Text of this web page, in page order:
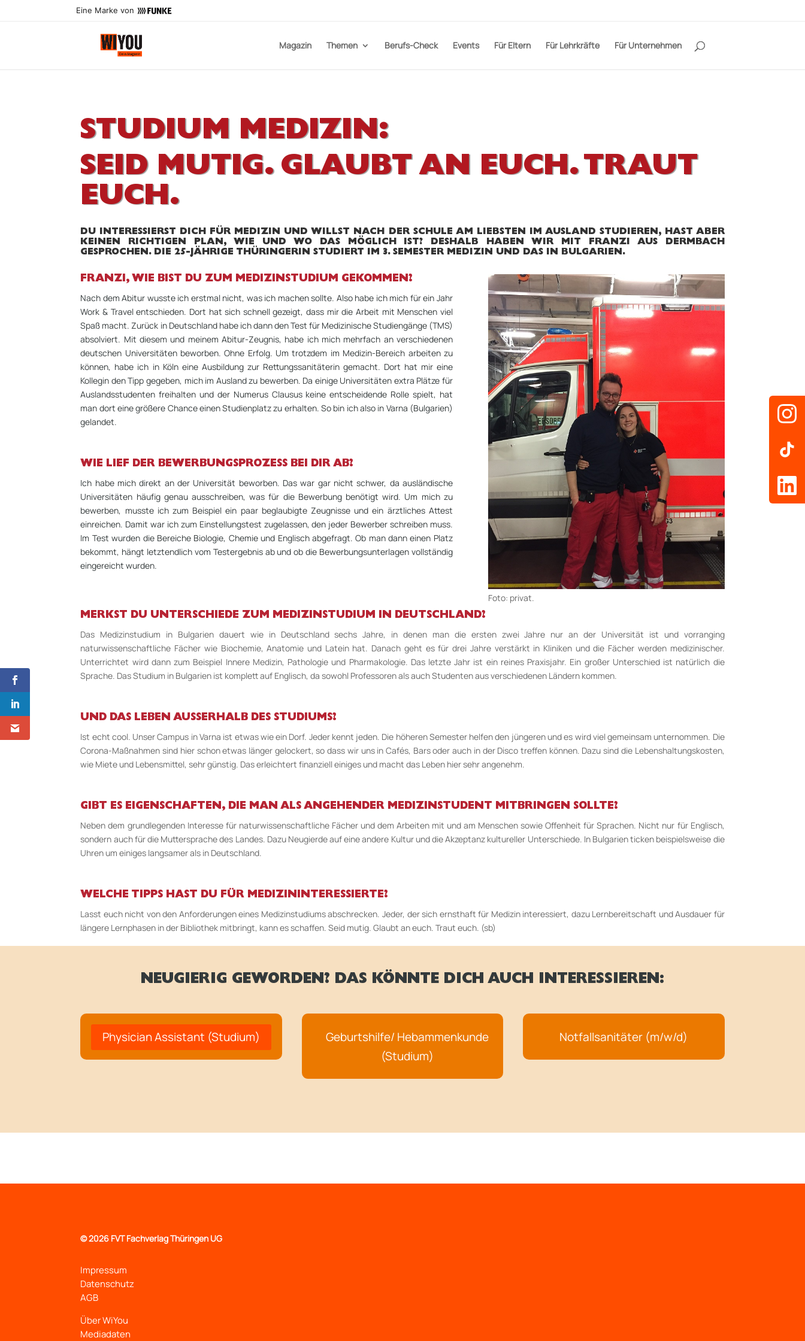
Eine Marke von
Magazin Themen Berufs-Check Events Für Eltern Für Lehrkräfte Für Unternehmen
STUDIUM MEDIZIN:
SEID MUTIG. GLAUBT AN EUCH. TRAUT
EUCH.
DU INTERESSIERST DICH FÜR MEDIZIN UND WILLST NACH DER SCHULE AM LIEBSTEN IM AUSLAND STUDIEREN, HAST ABER
KEINEN RICHTIGEN PLAN, WIE UND WO DAS MÖGLICH IST? DESHALB HABEN WIR MIT FRANZI AUS DERMBACH
GESPROCHEN. DIE 25-JÄHRIGE THÜRINGERIN STUDIERT IM 3. SEMESTER MEDIZIN UND DAS IN BULGARIEN.
FRANZI, WIE BIST DU ZUM MEDIZINSTUDIUM GEKOMMEN?
Nach dem Abitur wusste ich erstmal nicht, was ich machen sollte. Also habe ich mich für ein Jahr
Work & Travel entschieden. Dort hat sich schnell gezeigt, dass mir die Arbeit mit Menschen viel
Spaß macht. Zurück in Deutschland habe ich dann den Test für Medizinische Studiengänge (TMS)
absolviert. Mit diesem und meinem Abitur-Zeugnis, habe ich mich mehrfach an verschiedenen
deutschen Universitäten beworben. Ohne Erfolg. Um trotzdem im Medizin-Bereich arbeiten zu
können, habe ich in Köln eine Ausbildung zur Rettungssanitäterin gemacht. Dort hat mir eine
Kollegin den Tipp gegeben, mich im Ausland zu bewerben. Da einige Universitäten extra Plätze für
Auslandsstudenten freihalten und der Numerus Clausus keine entscheidende Rolle spielt, hat
man dort eine größere Chance einen Studienplatz zu erhalten. So bin ich also in Varna (Bulgarien)
gelandet.
WIE LIEF DER BEWERBUNGSPROZESS BEI DIR AB?
Ich habe mich direkt an der Universität beworben. Das war gar nicht schwer, da ausländische
Universitäten häufig genau ausschreiben, was für die Bewerbung benötigt wird. Um mich zu
bewerben, musste ich zum Beispiel ein paar beglaubigte Zeugnisse und ein ärztliches Attest
einreichen. Damit war ich zum Einstellungstest zugelassen, den jeder Bewerber schreiben muss.
Im Test wurden die Bereiche Biologie, Chemie und Englisch abgefragt. Ob man dann einen Platz
bekommt, hängt letztendlich vom Testergebnis ab und ob die Bewerbungsunterlagen vollständig
eingereicht wurden.
Foto: privat.
MERKST DU UNTERSCHIEDE ZUM MEDIZINSTUDIUM IN DEUTSCHLAND?
Das Medizinstudium in Bulgarien dauert wie in Deutschland sechs Jahre, in denen man die ersten zwei Jahre nur an der Universität ist und vorranging
naturwissenschaftliche Fächer wie Biochemie, Anatomie und Latein hat. Danach geht es für drei Jahre verstärkt in Kliniken und die Fächer werden medizinischer.
Unterrichtet wird dann zum Beispiel Innere Medizin, Pathologie und Pharmakologie. Das letzte Jahr ist ein reines Praxisjahr. Ein großer Unterschied ist natürlich die
Sprache. Das Studium in Bulgarien ist komplett auf Englisch, da sowohl Professoren als auch Studenten aus verschiedenen Ländern kommen.
UND DAS LEBEN AUSSERHALB DES STUDIUMS?
Ist echt cool. Unser Campus in Varna ist etwas wie ein Dorf. Jeder kennt jeden. Die höheren Semester helfen den jüngeren und es wird viel gemeinsam unternommen. Die
Corona-Maßnahmen sind hier schon etwas länger gelockert, so dass wir uns in Cafés, Bars oder auch in der Disco treffen können. Dazu sind die Lebenshaltungskosten,
wie Miete und Lebensmittel, sehr günstig. Das erleichtert finanziell einiges und macht das Leben hier sehr angenehm.
GIBT ES EIGENSCHAFTEN, DIE MAN ALS ANGEHENDER MEDIZINSTUDENT MITBRINGEN SOLLTE?
Neben dem grundlegenden Interesse für naturwissenschaftliche Fächer und dem Arbeiten mit und am Menschen sowie Offenheit für Sprachen. Nicht nur für Englisch,
sondern auch für die Muttersprache des Landes. Dazu Neugierde auf eine andere Kultur und die Akzeptanz kultureller Unterschiede. In Bulgarien ticken beispielsweise die
Uhren um einiges langsamer als in Deutschland.
WELCHE TIPPS HAST DU FÜR MEDIZININTERESSIERTE?
Lasst euch nicht von den Anforderungen eines Medizinstudiums abschrecken. Jeder, der sich ernsthaft für Medizin interessiert, dazu Lernbereitschaft und Ausdauer für
längere Lernphasen in der Bibliothek mitbringt, kann es schaffen. Seid mutig. Glaubt an euch. Traut euch. (sb)
NEUGIERIG GEWORDEN? DAS KÖNNTE DICH AUCH INTERESSIEREN:
Physician Assistant (Studium)
Geburtshilfe/ Hebammenkunde
(Studium)
Notfallsanitäter (m/w/d)
©2026 FVT Fachverlag Thüringen UG
Impressum
Datenschutz
AGB
Über WiYou
Mediadaten